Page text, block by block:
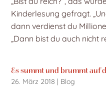
Kinderlesung gefragt.
dann verdienst du
„Dann bist du auch nicht
Es summt und brummt auf
26. März 2018 | Blog